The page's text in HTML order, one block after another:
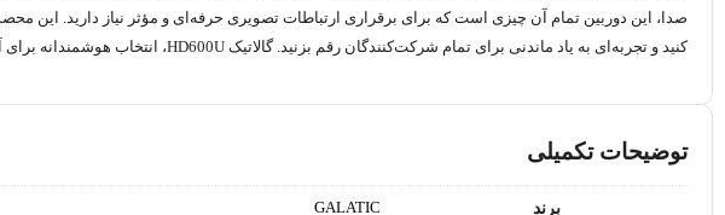
صدا، این دوربین تمام آن چیزی است که برای برقراری ارتباطات تصویری حرفه‌ای و مؤثر نیاز دارید. این
کنید و تجربه‌ای به یاد ماندنی برای تمام شرکت‌کنندگان رقم بزنید. گالاتیک HD600U، انتخاب هوشمندانه برای آینده ارتباطات شماست.
توضیحات تکمیلی
برند GALATIC